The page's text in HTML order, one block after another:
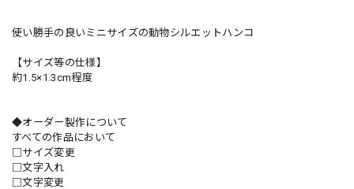
使い勝手の良いミニサイズの動物シルエットハンコ
【サイズ等の仕様】
約1.5×1.3cm程度
◆オーダー製作について
すべての作品において
□サイズ変更
□文字入れ
□文字変更